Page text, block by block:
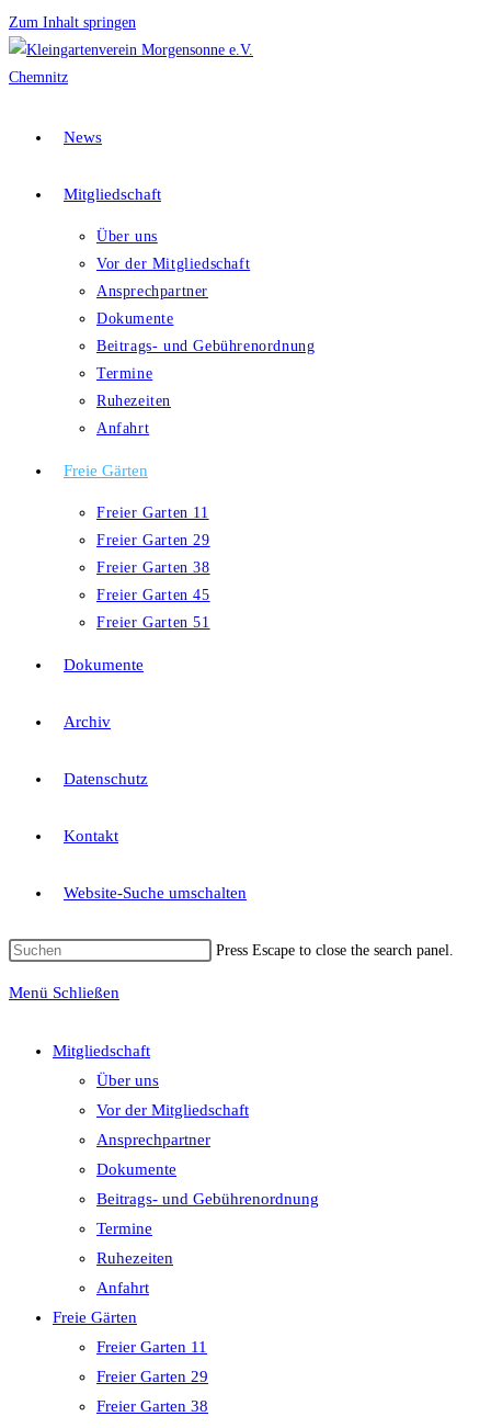
Zum Inhalt springen
News
Mitgliedschaft
Über uns
Vor der Mitgliedschaft
Ansprechpartner
Dokumente
Beitrags- und Gebührenordnung
Termine
Ruhezeiten
Anfahrt
Freie Gärten
Freier Garten 11
Freier Garten 29
Freier Garten 38
Freier Garten 45
Freier Garten 51
Dokumente
Archiv
Datenschutz
Kontakt
Website-Suche umschalten
Press Escape to close the search panel.
Menü Schließen
Mitgliedschaft
Über uns
Vor der Mitgliedschaft
Ansprechpartner
Dokumente
Beitrags- und Gebührenordnung
Termine
Ruhezeiten
Anfahrt
Freie Gärten
Freier Garten 11
Freier Garten 29
Freier Garten 38